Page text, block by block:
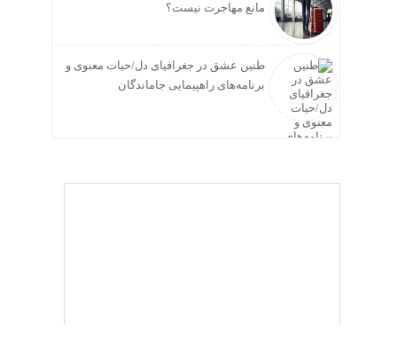
مانع مهاجرت نیست؟
طنین عشق در جغرافیای دل/حیات معنوی و
برنامه‌های راهپیمایی جاماندگان